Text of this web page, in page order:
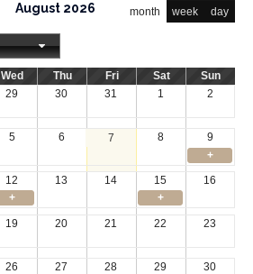
month week day
August 2026
Wed Thu Fri Sat
Sun
29 30 31 1 2
5 6 7 8
9
+
12 13 14 15
16
+ +
19 20 21 22 23
26 27 28 29 30